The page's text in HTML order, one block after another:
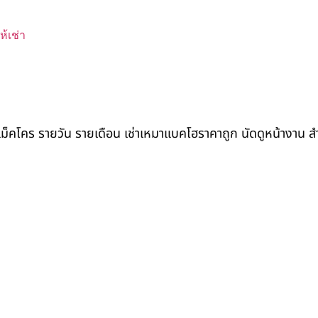
เช่า
โคร รายวัน รายเดือน เช่าเหมาแบคโฮราคาถูก นัดดูหน้างาน ส